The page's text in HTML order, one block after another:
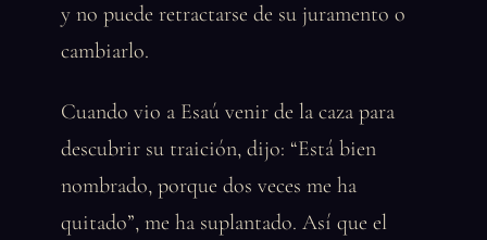
y no puede retractarse de su juramento o
cambiarlo.
Cuando vio a Esaú venir de la caza para
descubrir su traición, dijo: “Está bien
nombrado, porque dos veces me ha
quitado”, me ha suplantado. Así que el